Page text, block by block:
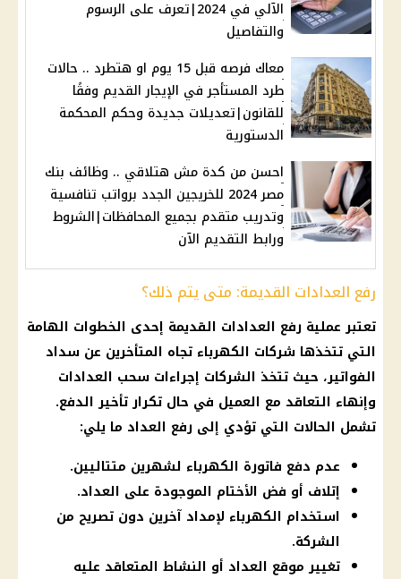
الآلي في 2024|تعرف على الرسوم
والتفاصيل
معاك فرصه قبل 15 يوم او هتطرد .. حالات
طرد المستأجر في الإيجار القديم وفقًا
للقانون|تعديلات جديدة وحكم المحكمة
الدستورية
احسن من كدة مش هتلاقي .. وظائف بنك
مصر 2024 للخريجين الجدد برواتب تنافسية
وتدريب متقدم بجميع المحافظات|الشروط
ورابط التقديم الآن
رفع العدادات القديمة: متى يتم ذلك؟
تعتبر عملية رفع العدادات القديمة إحدى الخطوات الهامة
التي تتخذها شركات الكهرباء تجاه المتأخرين عن سداد
الفواتير، حيث تتخذ الشركات إجراءات سحب العدادات
وإنهاء التعاقد مع العميل في حال تكرار تأخير الدفع.
تشمل الحالات التي تؤدي إلى رفع العداد ما يلي:
عدم دفع فاتورة الكهرباء لشهرين متتاليين.
إتلاف أو فض الأختام الموجودة على العداد.
استخدام الكهرباء لإمداد آخرين دون تصريح من
الشركة.
تغيير موقع العداد أو النشاط المتعاقد عليه